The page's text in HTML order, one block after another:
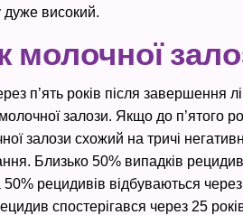
дуже високий.
молочної
п’ять років після завершення
залози. Якщо до п’ятого
залози схожий на тричі
Близько 50% випадків
рецидивів відбуваються через
спостерігався через 25